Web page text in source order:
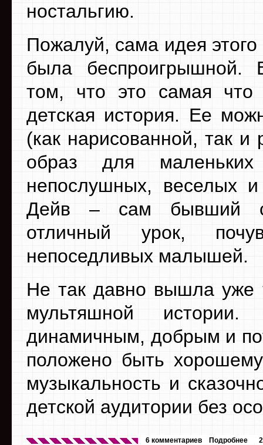
ностальгию.
Пожалуй, сама идея
была беспроигрышной.
том, что это самая
детская история. Ее
(как нарисованной, так
образ для
непослушных, веселых
Дейв – сам бывший
отличный урок,
непоседливых малышей.
Не так давно вышла уже
мультяшной
динамичным, добрым и
положено быть
музыкальность и
детской аудитории без
6 комментариев Подробнее